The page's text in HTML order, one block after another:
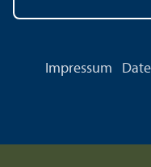
Impressum